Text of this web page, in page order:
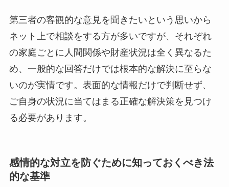
第三者の客観的な意見を聞きたいという思いから
ネット上で相談をする方が多いですが、それぞれ
の家庭ごとに人間関係や財産状況は全く異なるた
め、一般的な回答だけでは根本的な解決に至らな
いのが実情です。表面的な情報だけで判断せず、
ご自身の状況に当てはまる正確な解決策を見つけ
る必要があります。
感情的な対立を防ぐために知っておくべき法
的な基準